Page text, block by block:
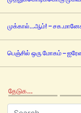
முக்கால்…ஆம்! –
பெஞ்சில் ஒரு மோகம் –
தேடுக…